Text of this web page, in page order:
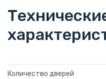
Количество дверей